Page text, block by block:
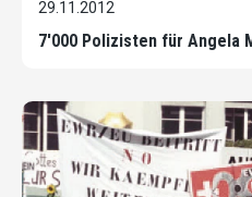
29.11.2012
7'000 Polizisten für Angela